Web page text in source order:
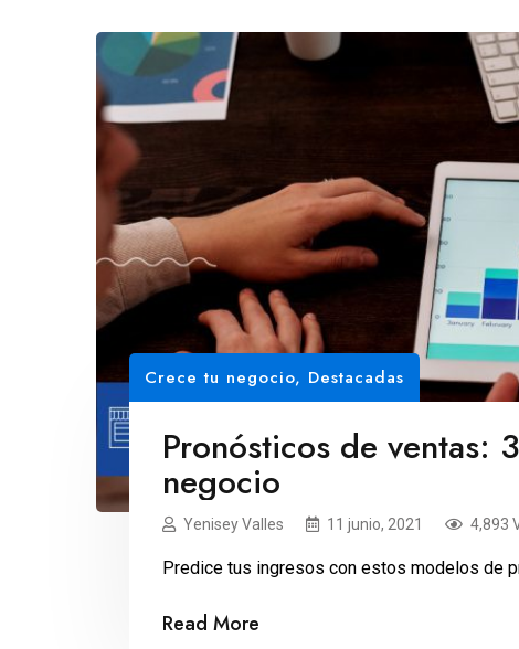
Crece tu negocio, Destacadas
Pronósticos de ventas:
negocio
Yenisey Valles 11 junio, 2021 4,893
Predice tus ingresos con estos modelos de
Read More